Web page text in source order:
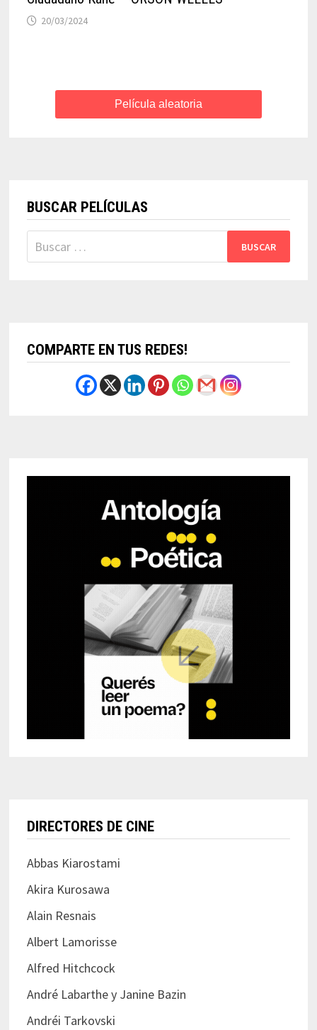
20/03/2024
Película aleatoria
BUSCAR PELÍCULAS
Buscar:
COMPARTE EN TUS REDES!
DIRECTORES DE CINE
Abbas Kiarostami
Akira Kurosawa
Alain Resnais
Albert Lamorisse
Alfred Hitchcock
André Labarthe y Janine Bazin
Andréi Tarkovski